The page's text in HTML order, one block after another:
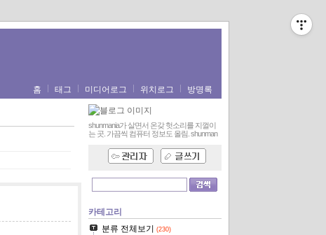
홈 태그 미디어로그 위치로그 방명록
shunmania가 살면서 온갖 헛소리를 지껄이
는 곳. 가끔씩 컴퓨터 정보도 올림. shunman
카테고리
분류 전체보기
(230)